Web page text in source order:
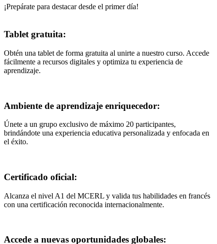
¡Prepárate para destacar desde el primer día!
Tablet gratuita:
Obtén una tablet de forma gratuita al unirte a nuestro curso. Accede
fácilmente a recursos digitales y optimiza tu experiencia de
aprendizaje.
Ambiente de aprendizaje enriquecedor:
Únete a un grupo exclusivo de máximo 20 participantes,
brindándote una experiencia educativa personalizada y enfocada en
el éxito.
Certificado oficial:
Alcanza el nivel A1 del MCERL y valida tus habilidades en francés
con una certificación reconocida internacionalmente.
Accede a nuevas oportunidades globales: